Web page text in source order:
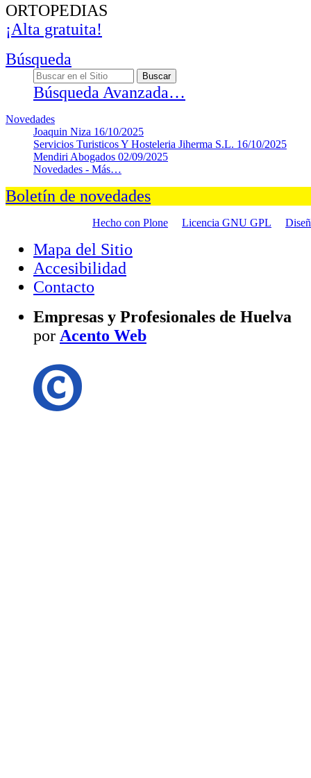
ORTOPEDIAS
¡Alta gratuita!
Búsqueda
Búsqueda Avanzada…
Novedades
Joaquin Niza 16/10/2025
Servicios Turisticos Y Hosteleria Jiherma S.L. 16/10/2025
Mendiri Abogados 02/09/2025
Novedades - Más…
Boletín de novedades
Hecho con Plone Licencia GNU GPL
Mapa del Sitio
Accesibilidad
Contacto
Empresas y Profesionales de Huelva
por Acento Web